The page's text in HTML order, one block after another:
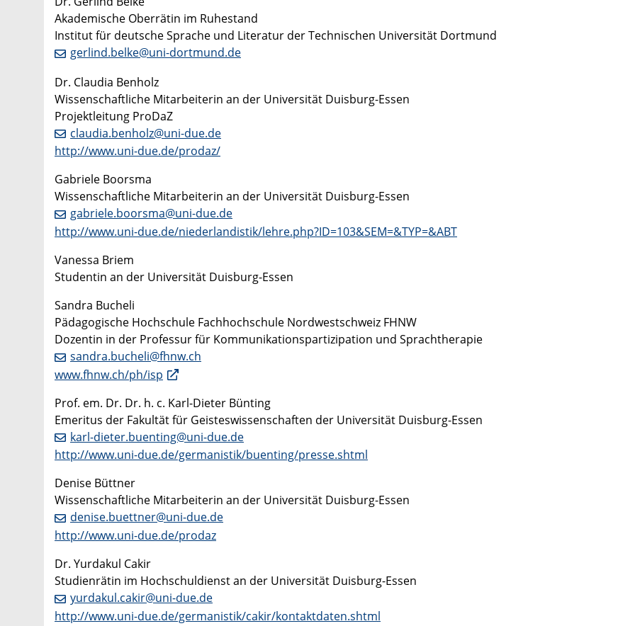
Akademische Oberrätin im Ruhestand
Institut für deutsche Sprache und Literatur der Technischen Universität Dortmund
gerlind.belke@uni-dortmund.de
Dr. Claudia Benholz
Wissenschaftliche Mitarbeiterin an der Universität Duisburg-Essen
Projektleitung ProDaZ
claudia.benholz@uni-due.de
http://www.uni-due.de/prodaz/
Gabriele Boorsma
Wissenschaftliche Mitarbeiterin an der Universität Duisburg-Essen
gabriele.boorsma@uni-due.de
http://www.uni-due.de/niederlandistik/lehre.php?ID=103&SEM=&TYP=&ABT
Vanessa Briem
Studentin an der Universität Duisburg-Essen
Sandra Bucheli
Pädagogische Hochschule Fachhochschule Nordwestschweiz FHNW
Dozentin in der Professur für Kommunikationspartizipation und Sprachtherapie
sandra.bucheli@fhnw.ch
www.fhnw.ch/ph/isp
Prof. em. Dr. Dr. h. c. Karl-Dieter Bünting
Emeritus der Fakultät für Geisteswissenschaften der Universität Duisburg-Essen
karl-dieter.buenting@uni-due.de
http://www.uni-due.de/germanistik/buenting/presse.shtml
Denise Büttner
Wissenschaftliche Mitarbeiterin an der Universität Duisburg-Essen
denise.buettner@uni-due.de
http://www.uni-due.de/prodaz
Dr. Yurdakul Cakir
Studienrätin im Hochschuldienst an der Universität Duisburg-Essen
yurdakul.cakir@uni-due.de
http://www.uni-due.de/germanistik/cakir/kontaktdaten.shtml